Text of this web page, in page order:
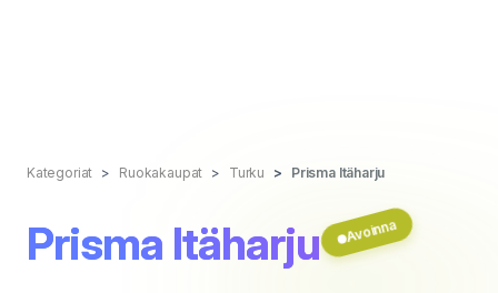
Kategoriat Ruokakaupat Turku Prisma Itäharju
Prisma Itäharju Avoinna